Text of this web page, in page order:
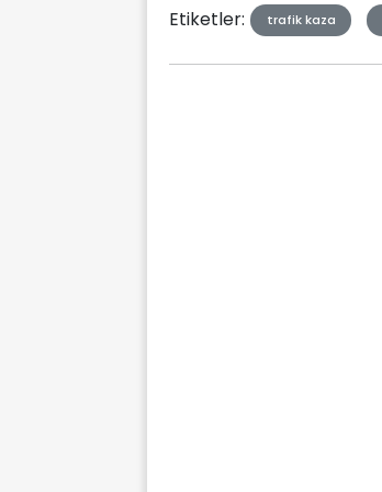
Etiketler: trafik kaza